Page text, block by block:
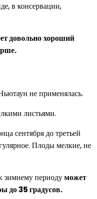
в консервации,
довольнохороший
не применялась.
листьями.
сентября до третьей
Плоды мелкие, не
зимнему периодуможет
до 35 градусов.